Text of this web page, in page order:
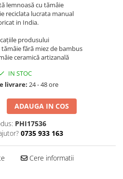
lemnoasă cu tămâie
reciclata lucrata manual
in India.
produsului
fără miez de bambus
ceramică artizanală
IN STOC
livrare: 24 - 48 ore
ADAUGA IN COS
PHI17536
0735 933 163
Cere informatii